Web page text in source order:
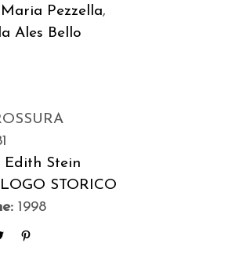
Pezzella,
Ales Bello
Stein
STORICO
1998